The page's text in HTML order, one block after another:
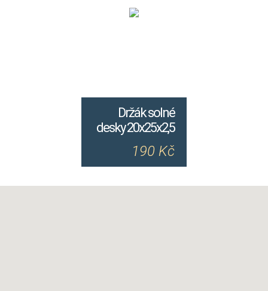
Držák solné
desky 20x25x2,5
190 Kč